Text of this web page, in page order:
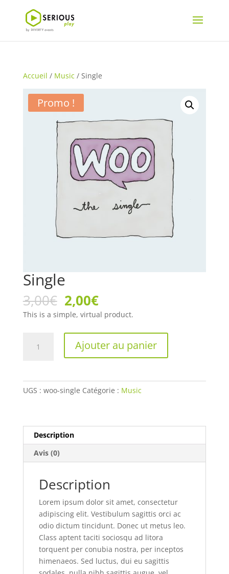
Accueil / Music / Single
Promo !
Single
3,00€ Le
prix
initial
était :
3,00€.
2,00€Le
prix
actuel
est :
2,00€.
This is a simple, virtual product.
Ajouter au panier
UGS : woo-single Catégorie : Music
Description
Avis (0)
Description
Lorem ipsum dolor sit amet, consectetur
adipiscing elit. Vestibulum sagittis orci ac
odio dictum tincidunt. Donec ut metus leo.
Class aptent taciti sociosqu ad litora
torquent per conubia nostra, per inceptos
himenaeos. Sed luctus, dui eu sagittis